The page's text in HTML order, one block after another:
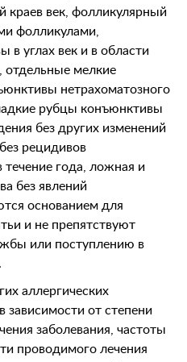
краев век, фолликулярный
фолликулами,
в углах век и в области
отдельные мелкие
нетрахоматозного
рубцы конъюнктивы
без других изменений
рецидивов
течение года, ложная и
без явлений
основанием для
и не препятствуют
или поступлению в
аллергических
от степени
заболевания, частоты
проводимого лечения